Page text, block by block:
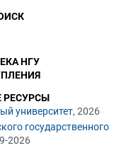
университет, 2026
государственного
2026
НГУ